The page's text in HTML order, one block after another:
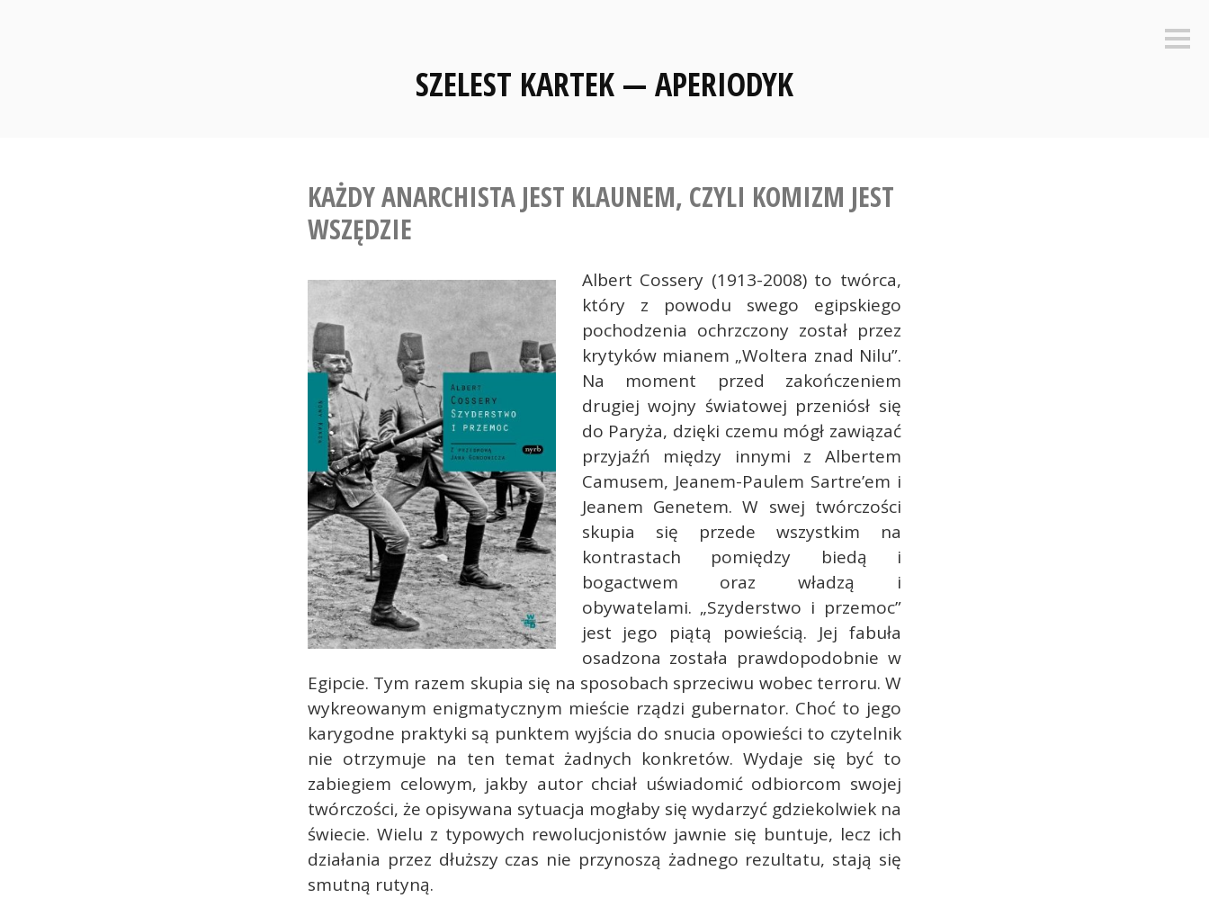
SZELEST KARTEK — APERIODYK
KAŻDY ANARCHISTA JEST KLAUNEM, CZYLI KOMIZM JEST
WSZĘDZIE
Albert Cossery (1913-2008) to twórca,
który z powodu swego egipskiego
pochodzenia ochrzczony został przez
krytyków mianem „Woltera znad Nilu”.
Na moment przed zakończeniem
drugiej wojny światowej przeniósł się
do Paryża, dzięki czemu mógł zawiązać
przyjaźń między innymi z Albertem
Camusem, Jeanem-Paulem Sartre’em i
Jeanem Genetem. W swej twórczości
skupia się przede wszystkim na
kontrastach pomiędzy biedą i
bogactwem oraz władzą i
obywatelami. „Szyderstwo i przemoc”
jest jego piątą powieścią. Jej fabuła
osadzona została prawdopodobnie w
Egipcie. Tym razem skupia się na sposobach sprzeciwu wobec terroru. W
wykreowanym enigmatycznym mieście rządzi gubernator. Choć to jego
karygodne praktyki są punktem wyjścia do snucia opowieści to czytelnik
nie otrzymuje na ten temat żadnych konkretów. Wydaje się być to
zabiegiem celowym, jakby autor chciał uświadomić odbiorcom swojej
twórczości, że opisywana sytuacja mogłaby się wydarzyć gdziekolwiek na
świecie. Wielu z typowych rewolucjonistów jawnie się buntuje, lecz ich
działania przez dłuższy czas nie przynoszą żadnego rezultatu, stają się
smutną rutyną.